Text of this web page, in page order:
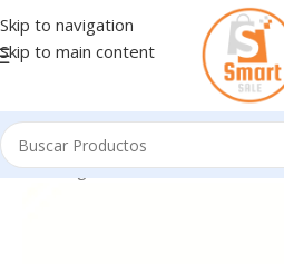
Skip to navigation
Skip to main content
Inicio/Ingresando